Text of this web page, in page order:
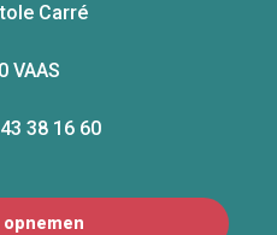
Carré
VAAS
38 16 60